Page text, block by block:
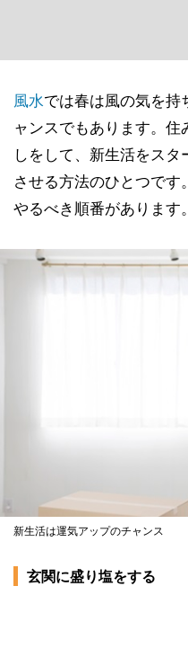
風水では春は風の気を持
ャンスでもあります。
しをして、新生活をス
させる方法のひとつです
やるべき順番があります
新生活は運気アップのチャンス
玄関に盛り塩をする